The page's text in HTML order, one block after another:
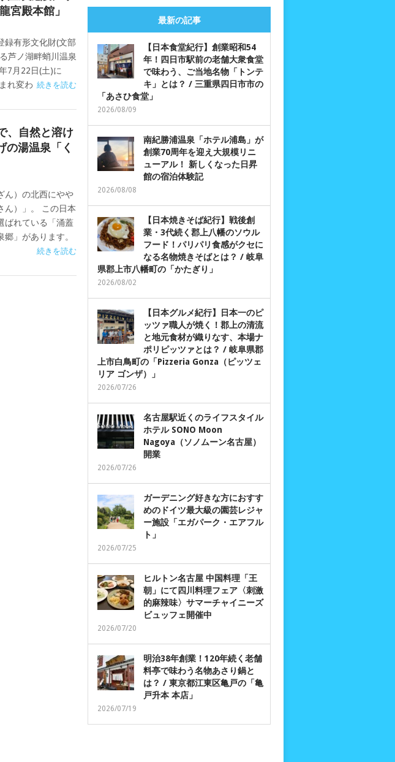
宮殿本館」
録有形文化財(文部
芦ノ湖畔蛸川温泉
7月22日(土)に
れ変わ 続きを読む
、自然と溶け
の湯温泉「く
ん）の北西にやや
ん）」。 この日本
ばれている「涌蓋
」があります。
続きを読む
最新の記事
【日本食堂紀行】創業昭和54
年！四日市駅前の老舗大衆食堂
で味わう、ご当地名物「トンテ
キ」とは？ / 三重県四日市市の
「あさひ食堂」
2026/08/09
南紀勝浦温泉「ホテル浦島」が
創業70周年を迎え大規模リニ
ューアル！ 新しくなった日昇
館の宿泊体験記
2026/08/08
【日本焼きそば紀行】戦後創
業・3代続く郡上八幡のソウル
フード！パリパリ食感がクセに
なる名物焼きそばとは？ / 岐阜
県郡上市八幡町の「かたぎり」
2026/08/02
【日本グルメ紀行】日本一のピ
ッツァ職人が焼く！郡上の清流
と地元食材が織りなす、本場ナ
ポリピッツァとは？ / 岐阜県郡
上市白鳥町の「Pizzeria Gonza（ピッツェ
リア ゴンザ）」
2026/07/26
名古屋駅近くのライフスタイル
ホテル SONO Moon
Nagoya（ソノムーン名古屋）
開業
2026/07/26
ガーデニング好きな方におすす
めのドイツ最大級の園芸レジャ
ー施設「エガパーク・エアフル
ト」
2026/07/25
ヒルトン名古屋 中国料理「王
朝」にて四川料理フェア〈刺激
的麻辣味〉サマーチャイニーズ
ビュッフェ開催中
2026/07/20
明治38年創業！120年続く老舗
料亭で味わう名物あさり鍋と
は？ / 東京都江東区亀戸の「亀
戸升本 本店」
2026/07/19